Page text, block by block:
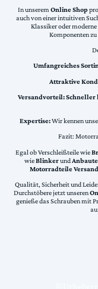
In unserem Online Shop
auch von einer intuitiven
Klassiker oder
Komponenten
Umfangreiches
Attraktive
Versandvorteil:Schneller
Expertise:Wir kennen
Fazit:
Egal ob Verschleißteile wie
wieBlinkerund
Motorradteile Versand
Qualität, Sicherheit und
Durchstöbere jetzt unseren
genieße das Schrauben mit